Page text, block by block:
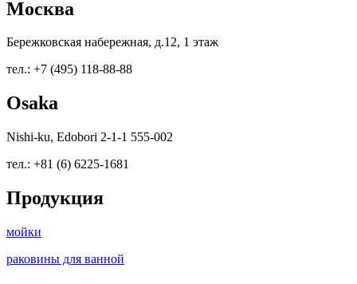
Москва
Бережковская набережная, д.12, 1 этаж
тел.: +7 (495) 118-88-88
Osaka
Nishi-ku, Edobori 2-1-1 555-002
тел.: +81 (6) 6225-1681
Продукция
мойки
раковины для ванной